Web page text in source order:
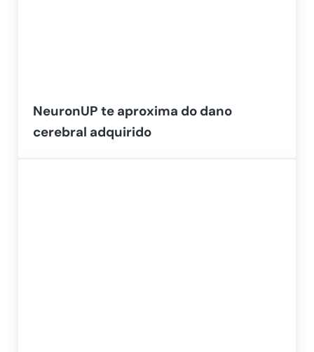
NeuronUP te aproxima do dano
cerebral adquirido